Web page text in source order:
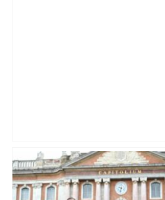
Alliance PS/LFI à Toulouse : Marc
Sztulman claque la porte – RMC